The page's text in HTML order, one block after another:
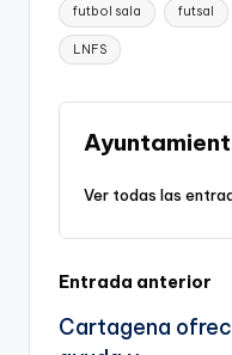
y
Li
n
k
e
o
o
k
l
Etiquetas:
futbol sala futsal
LNFS
Ver todas las
de
Entrada anterior
Cartagena